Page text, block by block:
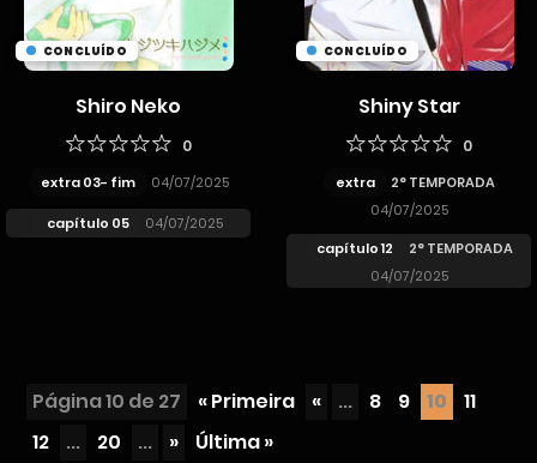
CONCLUÍDO
Shiro Neko
0
extra 03- fim 04/07/2025
capítulo 05 04/07/2025
CONCLUÍDO
Shiny Star
0
extra
2° TEMPORADA
04/07/2025
capítulo 12
2° TEMPORADA
04/07/2025
Página 10 de 27 « Primeira « ... 8 9 10
11
12
... 20 ... » Última »